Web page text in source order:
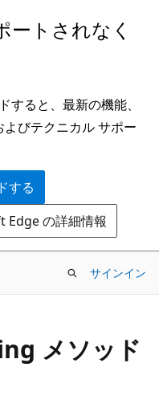
ートされなく
ると、最新の機能、
びテクニカル サポー
する
の詳細情報
サインイン
メソッド